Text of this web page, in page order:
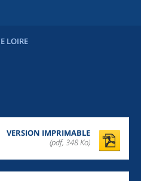
LOIRE
VERSION IMPRIMABLE
(pdf, 348 Ko)